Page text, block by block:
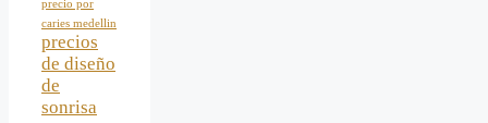
precio por
caries medellin
precios
de diseño
de
sonrisa